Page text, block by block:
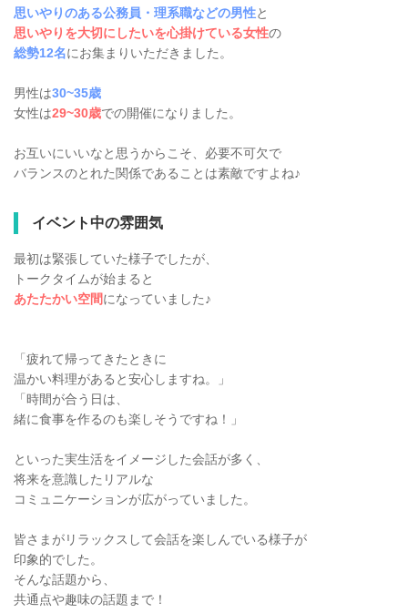
思いやりのある公務員・理系職などの男性と
思いやりを大切にしたいを心掛けている女性の
総勢12名にお集まりいただきました。
男性は30~35歳
女性は29~30歳での開催になりました。
お互いにいいなと思うからこそ、必要不可欠で
バランスのとれた関係であることは素敵ですよね♪
イベント中の雰囲気
最初は緊張していた様子でしたが、
トークタイムが始まると
あたたかい空間になっていました♪
「疲れて帰ってきたときに
温かい料理があると安心しますね。」
「時間が合う日は、
緒に食事を作るのも楽しそうですね！」
といった実生活をイメージした会話が多く、
将来を意識したリアルな
コミュニケーションが広がっていました。
皆さまがリラックスして会話を楽しんでいる様子が
印象的でした。
そんな話題から、
共通点や趣味の話題まで！